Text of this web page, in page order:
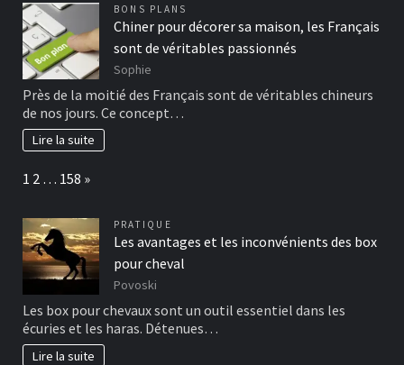
BONS PLANS
Chiner pour décorer sa maison, les Français
sont de véritables passionnés
Sophie
Près de la moitié des Français sont de véritables chineurs
de nos jours. Ce concept…
Lire la suite
Page:
1 2 … 158 Next
»
PRATIQUE
Les avantages et les inconvénients des box
pour cheval
Povoski
Les box pour chevaux sont un outil essentiel dans les
écuries et les haras. Détenues…
Lire la suite